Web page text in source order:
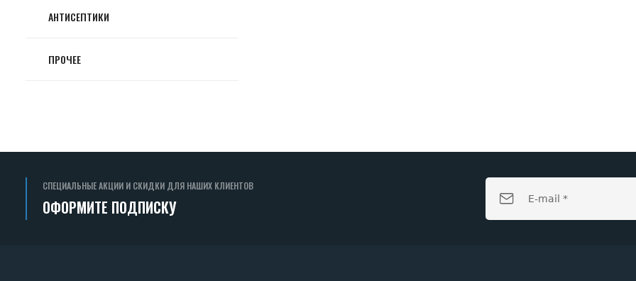
АНТИСЕПТИКИ
ПРОЧЕЕ
СПЕЦИАЛЬНЫЕ АКЦИИ И СКИДКИ ДЛЯ НАШИХ КЛИЕНТОВ
ОФОРМИТЕ ПОДПИСКУ